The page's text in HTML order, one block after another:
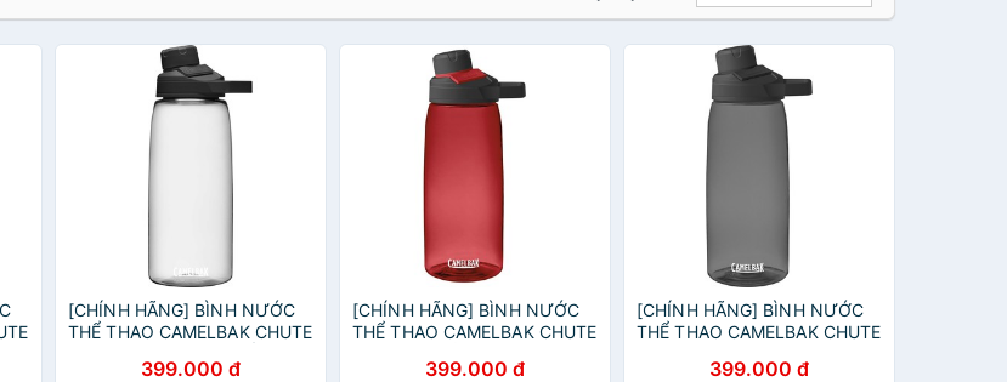
[CHÍNH HÃNG] BÌNH NƯỚC
THỂ THAO CAMELBAK CHUTE
399.000 đ
[CHÍNH HÃNG] BÌNH NƯỚC
THỂ THAO CAMELBAK CHUTE
399.000 đ
[CHÍNH HÃNG] BÌNH NƯỚC
THỂ THAO CAMELBAK CHUTE
399.000 đ